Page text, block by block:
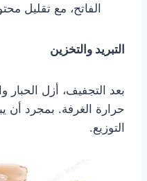
الفاتح، مع تقليل
التبريد والتخزين
بعد التجفيف، أزل الحبار
حرارة الغرفة. بمجرد أن
التوزيع.